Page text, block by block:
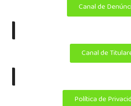
Canal de
|
Canal de
|
Política de